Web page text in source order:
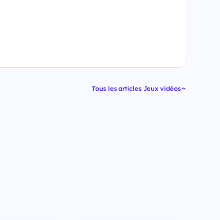
Tous les articles Jeux vidéos